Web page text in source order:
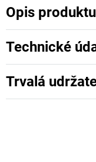
Opis produktu
Technické
Trvalá